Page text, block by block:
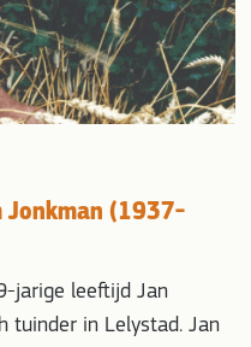
Jonkman (1937-
jarige leeftijd Jan
tuinder in Lelystad. Jan